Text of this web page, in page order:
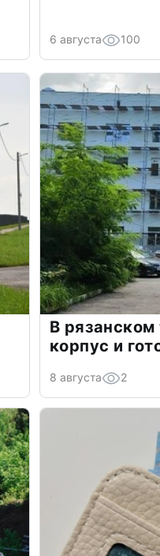
6 августа 100
В рязанском
корпус и
8 августа 2